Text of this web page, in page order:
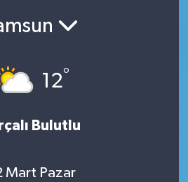
12°
Bulutlu
Mart Pazar